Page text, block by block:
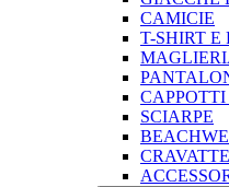
CAMICIE
T-SHIRT E
SCIARPE